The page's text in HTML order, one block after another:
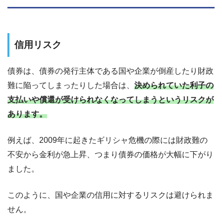
信用リスク
債券は、債券の発行主体である国や企業が倒産したり財政
難に陥ってしまったりした場合は、 決められていた利子の
支払いや償還が受けられなくなってしまうというリスクが
あります。
例えば、2009年に起きたギリシャ危機の際には財政難の
不安から金利が急上昇、つまり債券の価格が大幅に下がり
ました。
このように、国や企業の信用に対するリスクは避けられま
せん。